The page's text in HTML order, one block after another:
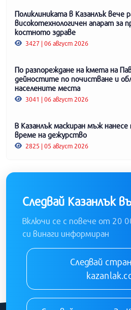
Поликлиниката в Казанлък вече
високотехнологичен апарат за
костното здраве
3427 | 06 август 2026
По разпореждане на кмета на
дейностите по почистване и
населените места
3041 | 06 август 2026
В Казанлък маскиран мъж
време на дежурство
2825 | 05 август 2026
Следвай Казанлък
Включи се с повече от 20
си винаги информиран
Следвай